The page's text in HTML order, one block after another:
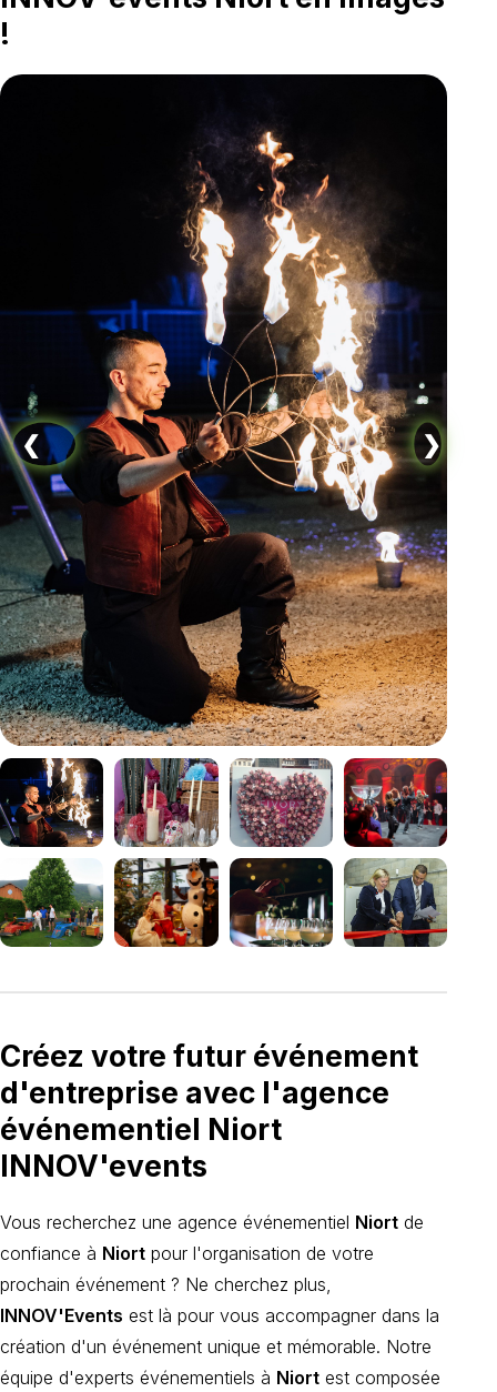
!
❮ ❯
Créez votre futur événement
d'entreprise avec l'agence
événementiel Niort
INNOV'events
Vous recherchez une agence événementiel Niort de
confiance à Niort pour l'organisation de votre
prochain événement ? Ne cherchez plus,
INNOV'Events est là pour vous accompagner dans la
création d'un événement unique et mémorable. Notre
équipe d'experts événementiels à Niort est composée